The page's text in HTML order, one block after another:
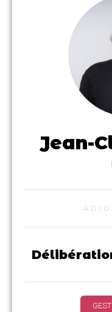
Jean-